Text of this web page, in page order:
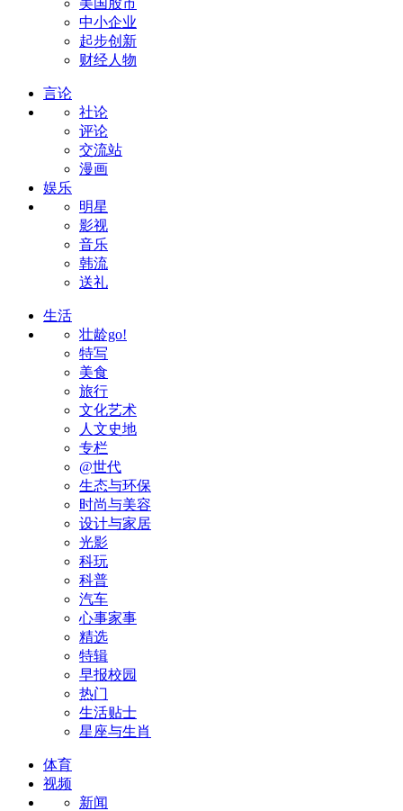
中小企业
起步创新
财经人物
言论
社论
评论
交流站
漫画
娱乐
明星
影视
音乐
韩流
送礼
生活
壮龄go!
特写
美食
旅行
文化艺术
人文史地
专栏
@世代
生态与环保
时尚与美容
设计与家居
光影
科玩
科普
汽车
心事家事
精选
特辑
早报校园
热门
生活贴士
星座与生肖
体育
视频
新闻